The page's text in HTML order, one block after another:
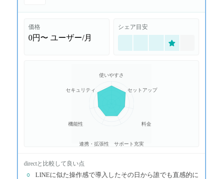
価格
0円〜 ユーザー/月
シェア目安
使いやすさ
セットアップ
料金
サポート充実
連携・拡張性
機能性
セキュリティ
directと比較して良い点
○
LINEに似た操作感で導入したその日から誰でも直感的に